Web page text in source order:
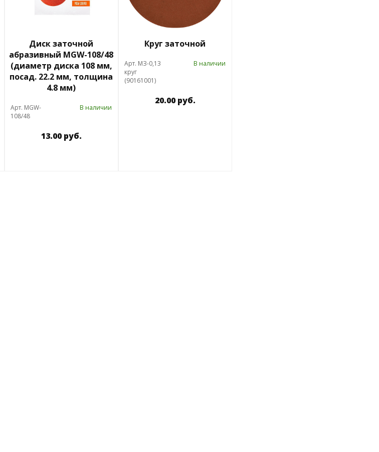
Диск заточной
абразивный MGW-108/48
(диаметр диска 108 мм,
посад. 22.2 мм, толщина
4.8 мм)
Арт. MGW-
108/48
В наличии
13.00 руб.
Круг заточной
Арт. МЗ-0,13
круг
(90161001)
В наличии
20.00 руб.